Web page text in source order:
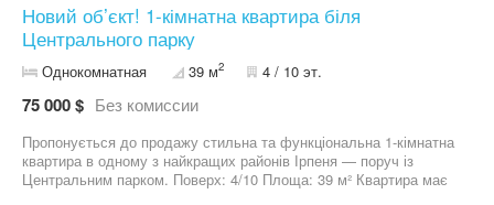
Новий об’єкт! 1-кімнатна квартира біля
Центрального парку
Однокомнатная 39 м2 4 / 10 эт.
75 000 $ Без комиссии
Пропонується до продажу стильна та функціональна 1-кімнатна
квартира в одному з найкращих районів Ірпеня — поруч із
Центральним парком. Поверх: 4/10 Площа: 39 м² Квартира має